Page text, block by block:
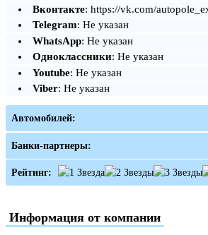
Вконтакте: https://vk.com/
Telegram: Не указан
WhatsApp: Не указан
Одноклассники: Не указан
Youtube: Не указан
Viber: Не указан
Автомобилей:
Банки-партнеры:
Рейтинг:
Информация от компании